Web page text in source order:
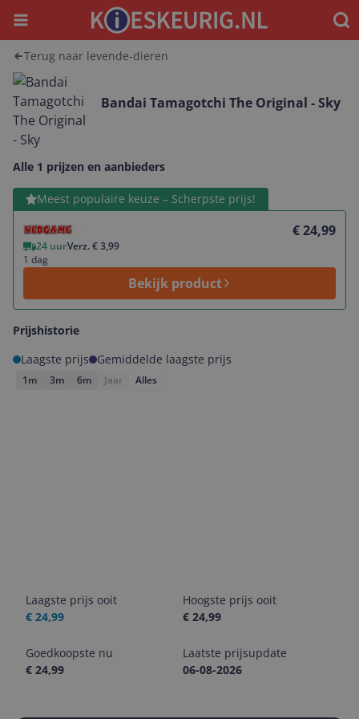
Menu
Terug naar levende-dieren
Bandai Tamagotchi The Original - Sky
Alle 1 prijzen en aanbieders
Meest populaire keuze – Scherpste prijs!
€ 24,99
24 uurVerz. € 3,99
1 dag
Bekijk product
Bekijk product
Prijshistorie
Laagste prijs
Gemiddelde laagste prijs
1m 3m 6m Jaar Alles
Laagste prijs ooit
€ 24,99
Hoogste prijs ooit
€ 24,99
Goedkoopste nu
€ 24,99
Laatste prijsupdate
06-08-2026